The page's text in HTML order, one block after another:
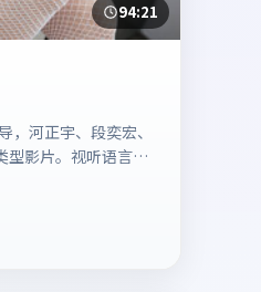
94:21
，河正宇、段奕宏、
型影片。视听语言成
信息可供检索参